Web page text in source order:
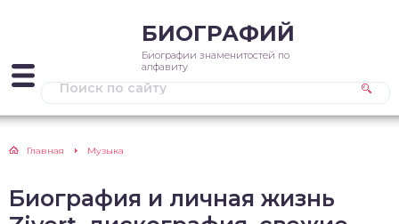
БИОГРАФИЙ
Биографии знаменитостей по
алфавиту
Главная Музыка
Биография и личная жизнь